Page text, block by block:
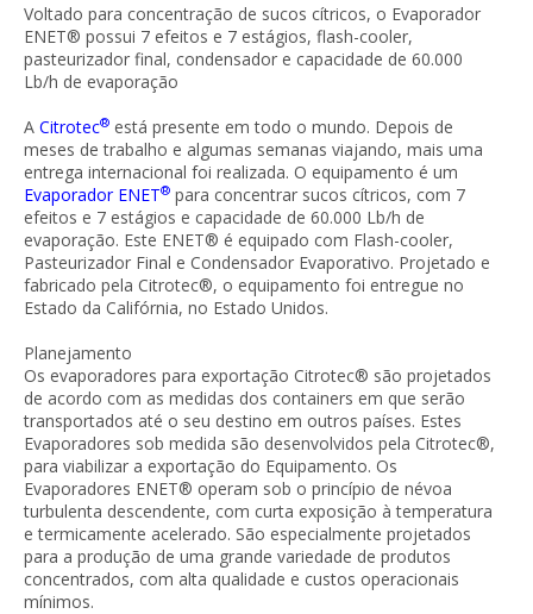
Voltado para concentração de sucos cítricos, o Evaporador
ENET® possui 7 efeitos e 7 estágios, flash-cooler,
pasteurizador final, condensador e capacidade de 60.000
Lb/h de evaporação
A Citrotec® está presente em todo o mundo. Depois de
meses de trabalho e algumas semanas viajando, mais uma
entrega internacional foi realizada. O equipamento é um
Evaporador ENET® para concentrar sucos cítricos, com 7
efeitos e 7 estágios e capacidade de 60.000 Lb/h de
evaporação. Este ENET® é equipado com Flash-cooler,
Pasteurizador Final e Condensador Evaporativo. Projetado e
fabricado pela Citrotec®, o equipamento foi entregue no
Estado da Califórnia, no Estado Unidos.
Planejamento
Os evaporadores para exportação Citrotec® são projetados
de acordo com as medidas dos containers em que serão
transportados até o seu destino em outros países. Estes
Evaporadores sob medida são desenvolvidos pela Citrotec®,
para viabilizar a exportação do Equipamento. Os
Evaporadores ENET® operam sob o princípio de névoa
turbulenta descendente, com curta exposição à temperatura
e termicamente acelerado. São especialmente projetados
para a produção de uma grande variedade de produtos
concentrados, com alta qualidade e custos operacionais
mínimos.